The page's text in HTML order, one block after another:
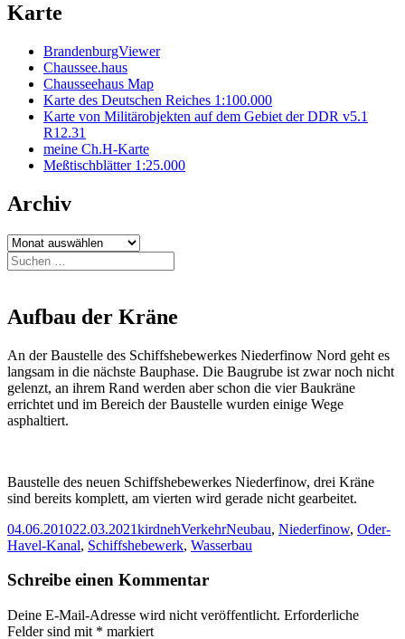
Karte
BrandenburgViewer
Chaussee.haus
Chausseehaus Map
Karte des Deutschen Reiches 1:100.000
Karte von Militärobjekten auf dem Gebiet der DDR v5.1
R12.31
meine Ch.H-Karte
Meßtischblätter 1:25.000
Archiv
Archiv
Suchen
nach:
Aufbau der Kräne
An der Baustelle des Schiffshebewerkes Niederfinow Nord geht es
langsam in die nächste Bauphase. Die Baugrube ist zwar noch nicht
gelenzt, an ihrem Rand werden aber schon die vier Baukräne
errichtet und im Bereich der Baustelle wurden einige Wege
asphaltiert.
Baustelle des neuen Schiffshebewerkes Niederfinow, drei Kräne
sind bereits komplett, am vierten wird gerade nicht gearbeitet.
Veröffentlicht
am
04.06.201022.03.2021Autor
kirdnehKategorien
VerkehrSchlagwörter
Neubau, Niederfinow, Oder-
Havel-Kanal, Schiffshebewerk, Wasserbau
Schreibe einen Kommentar
Deine E-Mail-Adresse wird nicht veröffentlicht. Erforderliche
Felder sind mit * markiert